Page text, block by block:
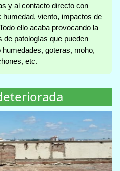
y al contacto directo con
viento, impactos de
ello acaba provocando la
de patologías que pueden
goteras, moho,
etc.